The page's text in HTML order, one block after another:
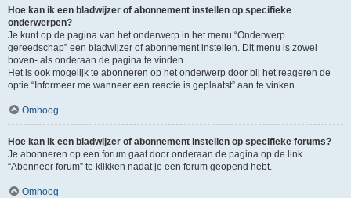
Hoe kan ik een bladwijzer of abonnement instellen op specifieke
onderwerpen?
Je kunt op de pagina van het onderwerp in het menu “Onderwerp
gereedschap” een bladwijzer of abonnement instellen. Dit menu is zowel
boven- als onderaan de pagina te vinden.
Het is ook mogelijk te abonneren op het onderwerp door bij het reageren de
optie “Informeer me wanneer een reactie is geplaatst” aan te vinken.
Omhoog
Hoe kan ik een bladwijzer of abonnement instellen op specifieke forums?
Je abonneren op een forum gaat door onderaan de pagina op de link
“Abonneer forum” te klikken nadat je een forum geopend hebt.
Omhoog